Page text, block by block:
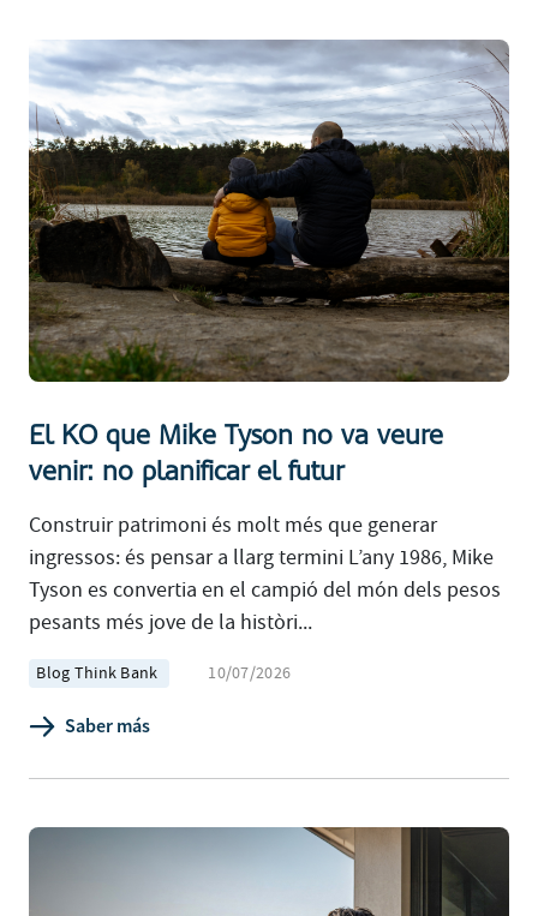
El KO que Mike Tyson no va veure
venir: no planificar el futur
Construir patrimoni és molt més que generar
ingressos: és pensar a llarg termini L’any 1986, Mike
Tyson es convertia en el campió del món dels pesos
pesants més jove de la històri...
Blog Think Bank 10/07/2026
Saber más